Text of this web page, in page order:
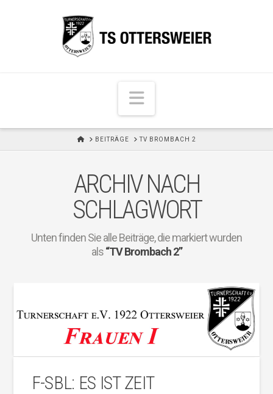
N
a
v
i
a
t
i
o
n
H
BEITRÄGE TV BROMBACH 2
ARCHIV NACH
SCHLAGWORT
Unten finden Sie alle Beiträge, die markiert wurden
als“TV Brombach 2”
F-SBL: ES IST ZEIT